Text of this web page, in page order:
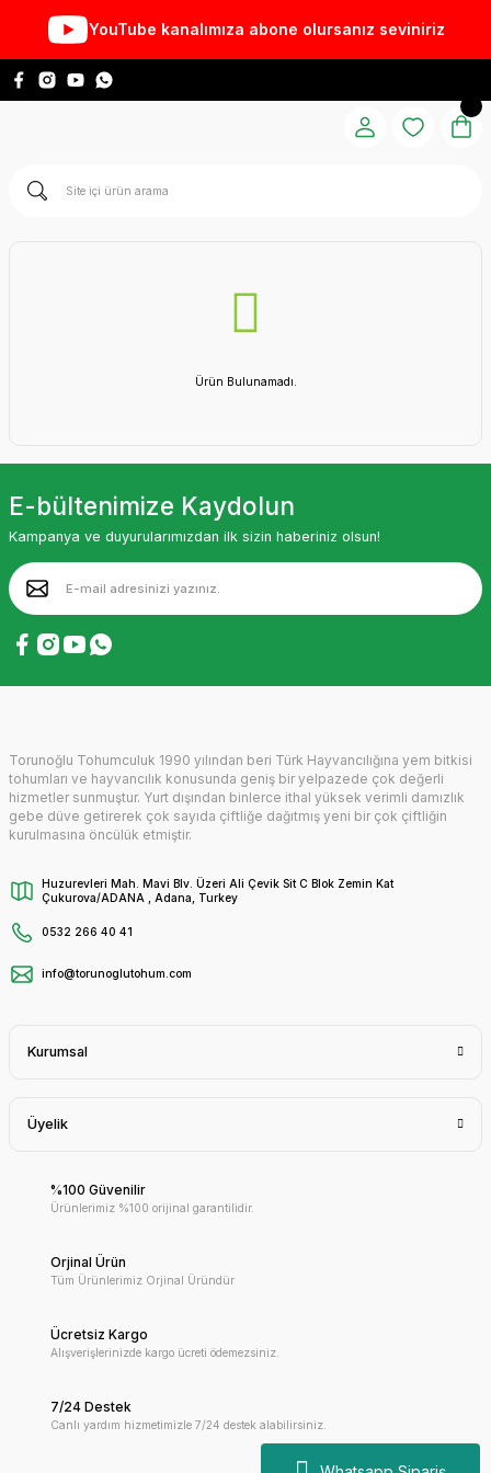
YouTube kanalımıza abone olursanız seviniriz
Ürün Bulunamadı.
E-bültenimize Kaydolun
Kampanya ve duyurularımızdan ilk sizin haberiniz olsun!
Torunoğlu Tohumculuk 1990 yılından beri Türk Hayvancılığına yem bitkisi
tohumları ve hayvancılık konusunda geniş bir yelpazede çok değerli
hizmetler sunmuştur. Yurt dışından binlerce ithal yüksek verimli damızlık
gebe düve getirerek çok sayıda çiftliğe dağıtmış yeni bir çok çiftliğin
kurulmasına öncülük etmiştir.
Huzurevleri Mah. Mavi Blv. Üzeri Ali Çevik Sit C Blok Zemin Kat
Çukurova/ADANA , Adana, Turkey
0532 266 40 41
info@torunoglutohum.com
Kurumsal
Üyelik
%100 Güvenilir
Ürünlerimiz %100 orijinal garantilidir.
Orjinal Ürün
Tüm Ürünlerimiz Orjinal Üründür
Ücretsiz Kargo
Alışverişlerinizde kargo ücreti ödemezsiniz.
7/24 Destek
Canlı yardım hizmetimizle 7/24 destek alabilirsiniz.